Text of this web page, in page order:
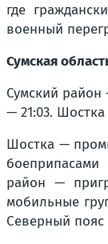
где
военный
Сумская
Сумский район
— 21:03. Шостка
Шостка —
район —
мобильные
Северный пояс